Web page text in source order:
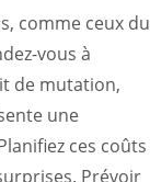
comme ceux du
vous à
de mutation,
une
ces coûts
Prévoir